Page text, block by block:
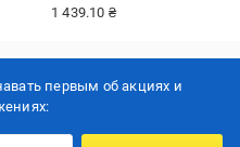
1 439.10 ₴
первым об акцияx и